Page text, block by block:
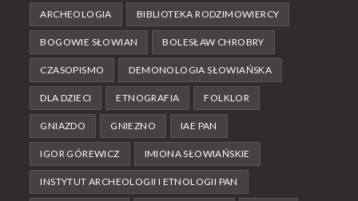
ARCHEOLOGIA BIBLIOTEKA RODZIMOWIERCY
BOGOWIE SŁOWIAN BOLESŁAW CHROBRY
CZASOPISMO DEMONOLOGIA SŁOWIAŃSKA
DLA DZIECI ETNOGRAFIA FOLKLOR
GNIAZDO GNIEZNO IAE PAN
IGOR GÓREWICZ IMIONA SŁOWIAŃSKIE
INSTYTUT ARCHEOLOGII I ETNOLOGII PAN